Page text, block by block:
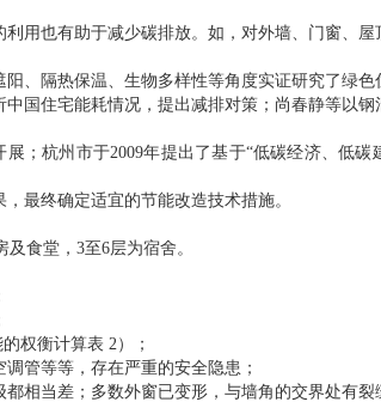
用也有助于减少碳排放。如，对外墙、门窗、
、隔热保温、生物多样性等角度实证研究了绿色
国住宅能耗情况，提出减排对策；尚春静等以钢
；杭州市于2009年提出了基于“低碳经济、低碳
最终确定适宜的节能改造技术措施。
食堂，3至6层为宿舍。
权衡计算表 2）；
管等等，存在严重的安全隐患；
相当差；多数外窗已变形，与墙角的交界处有裂